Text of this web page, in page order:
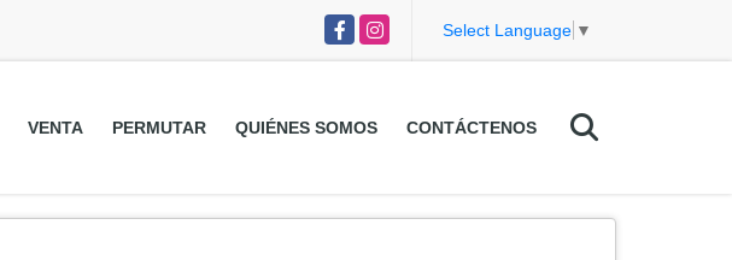
FacebookInstagram Select Language ▼
VENTA PERMUTAR QUIÉNES SOMOS CONTÁCTENOS